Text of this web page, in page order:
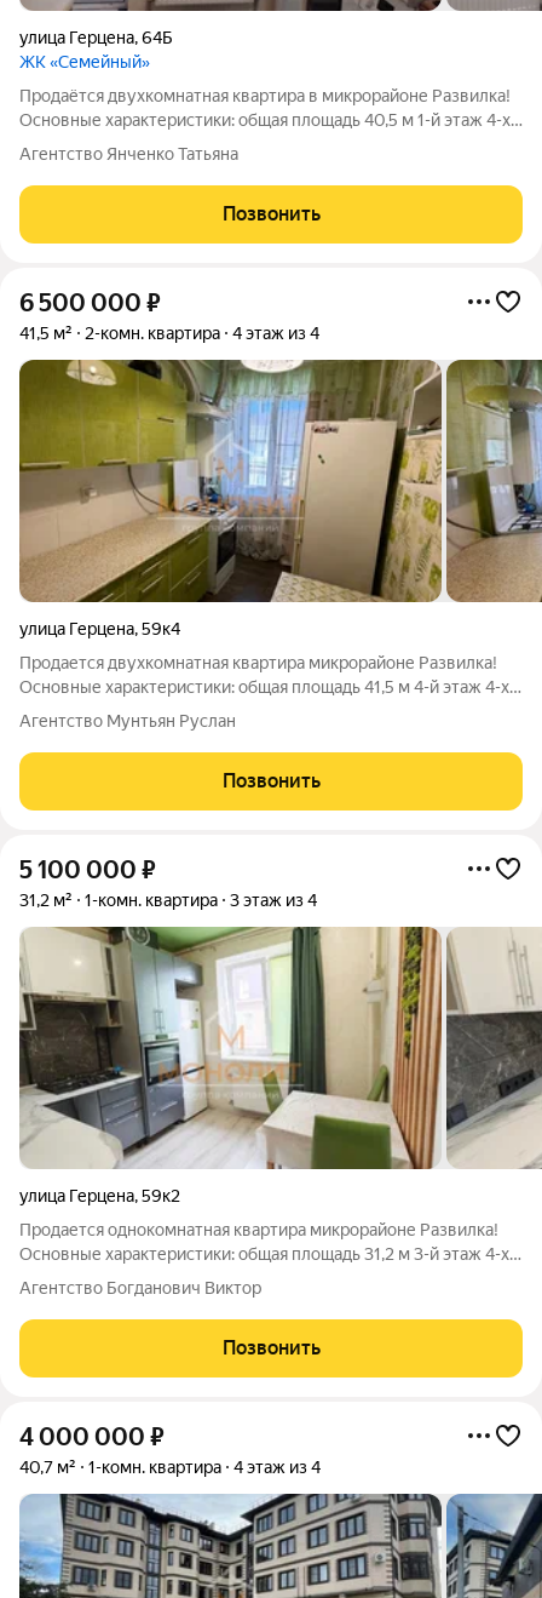
улица Герцена,64Б
ЖК «Семейный»
Продаётся двухкомнатная квартира в микрорайоне Развилка!
Основные характеристики: общая площадь 40,5 м 1-й этаж 4-х
этажного дома автономное отопление Квартира расположена
кухни 9,3 м, жилые
Агентство Янченко Татьяна
Позвонить
6 500 000 ₽
41,5 м² 2-комн. квартира 4 этаж из 4
улица Герцена,59к4
Продается двухкомнатная квартира микрорайоне Развилка!
Основные характеристики: общая площадь 41,5 м 4-й этаж 4-х
этажного дома автономное отопление Квартира расположена
на четвертом этаже четырёхэтажного дома. Общая площадь
квартиры составляет
Агентство Мунтьян Руслан
Позвонить
5 100 000 ₽
31,2 м² 1-комн. квартира 3 этаж из 4
улица Герцена,59к2
Продается однокомнатная квартира микрорайоне Развилка!
Основные характеристики: общая площадь 31,2 м 3-й этаж 4-х
этажного дома автономное отопление Квартира расположена
на третьем этаже четырёхэтажного дома. Общая площадь
квартиры составляет 31,2
Агентство Богданович Виктор
Позвонить
4 000 000 ₽
40,7 м² 1-комн. квартира 4 этаж из 4